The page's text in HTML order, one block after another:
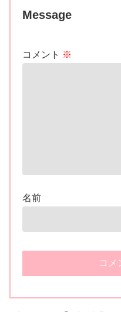
Message
コメント ※
名前